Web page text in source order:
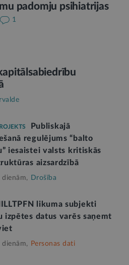
padomju psihiatrijas
1
Publiskajā
regulējums “balto
iesaistei valsts kritiskās
aizsardzībā
dienām, Drošība
likuma subjekti
izpētes datus varēs saņemt
dienām, Personas dati